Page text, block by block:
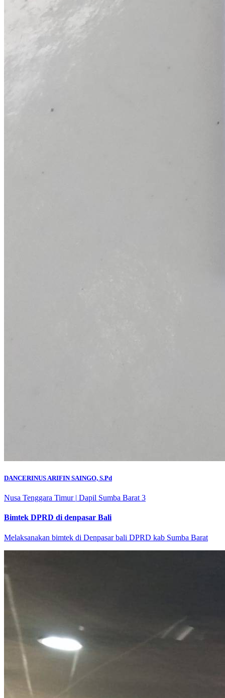
DANCERINUS ARIFIN SAINGO, S.Pd
Nusa Tenggara Timur | Dapil Sumba Barat 3
Bimtek DPRD di denpasar Bali
Melaksanakan bimtek di Denpasar bali DPRD kab Sumba Barat